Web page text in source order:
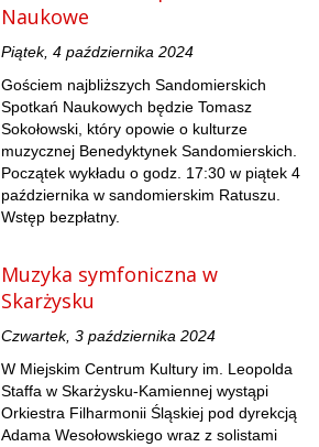
Naukowe
Piątek, 4 października 2024
Gościem najbliższych Sandomierskich
Spotkań Naukowych będzie Tomasz
Sokołowski, który opowie o kulturze
muzycznej Benedyktynek Sandomierskich.
Początek wykładu o godz. 17:30 w piątek 4
października w sandomierskim Ratuszu.
Wstęp bezpłatny.
Muzyka symfoniczna w
Skarżysku
Czwartek, 3 października 2024
W Miejskim Centrum Kultury im. Leopolda
Staffa w Skarżysku-Kamiennej wystąpi
Orkiestra Filharmonii Śląskiej pod dyrekcją
Adama Wesołowskiego wraz z solistami